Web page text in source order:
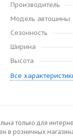
Производитель
Модель автошины
Сезонность
Ширина
Высота
Все
только для
в розничных